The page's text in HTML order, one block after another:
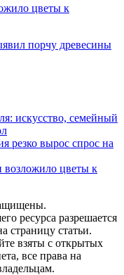
цветы к
порчу древесины
искусство, семейный
резко вырос спрос на
возложило цветы к
ресурса разрешается
страницу статьи.
взяты с открытых
все права на